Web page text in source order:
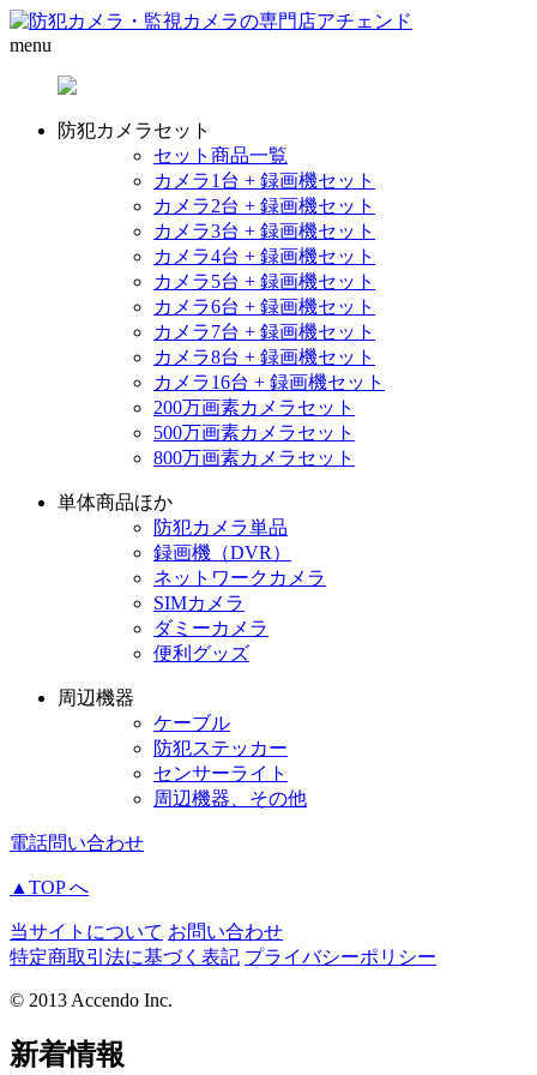
menu
防犯カメラセット
セット商品一覧
カメラ1台 + 録画機セット
カメラ2台 + 録画機セット
カメラ3台 + 録画機セット
カメラ4台 + 録画機セット
カメラ5台 + 録画機セット
カメラ6台 + 録画機セット
カメラ7台 + 録画機セット
カメラ8台 + 録画機セット
カメラ16台 + 録画機セット
200万画素カメラセット
500万画素カメラセット
800万画素カメラセット
単体商品ほか
防犯カメラ単品
録画機（DVR）
ネットワークカメラ
SIMカメラ
ダミーカメラ
便利グッズ
周辺機器
ケーブル
防犯ステッカー
センサーライト
周辺機器、その他
電話問い合わせ
▲TOP へ
当サイトについて お問い合わせ
特定商取引法に基づく表記 プライバシーポリシー
© 2013 Accendo Inc.
新着情報